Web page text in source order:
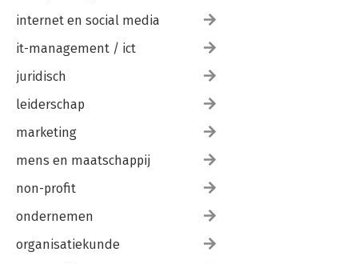
internet en social media
it-management / ict
juridisch
leiderschap
marketing
mens en maatschappij
non-profit
ondernemen
organisatiekunde